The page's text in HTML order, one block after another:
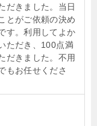
だきました。当日
とがご依頼の決め
す。利用してよか
ただき、100点満
だきました。不用
もお任せくださ